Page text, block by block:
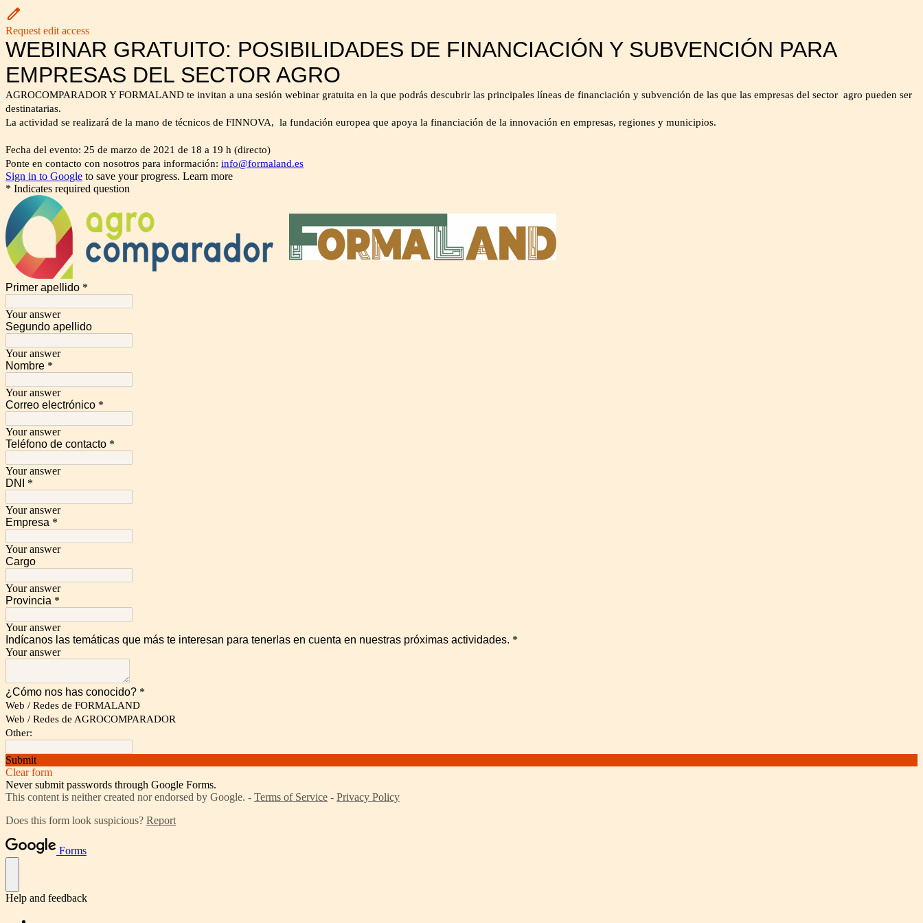
Request edit access
WEBINAR GRATUITO: POSIBILIDADES DE FINANCIACIÓN Y SUBVENCIÓN PARA
EMPRESAS DEL SECTOR AGRO
AGROCOMPARADOR Y FORMALAND te invitan a una sesión webinar gratuita en la que podrás descubrir las principales líneas de financiación y subvención de las que las empresas del sector agro pueden ser
destinatarias.
La actividad se realizará de la mano de técnicos de FINNOVA, la fundación europea que apoya la financiación de la innovación en empresas, regiones y municipios.
Fecha del evento: 25 de marzo de 2021 de 18 a 19 h (directo)
Ponte en contacto con nosotros para información: info@formaland.es
Sign in to Google to save your progress. Learn more
* Indicates required question
Primer apellido *
Your answer
Segundo apellido
Your answer
Nombre *
Your answer
Correo electrónico *
Your answer
Teléfono de contacto *
Your answer
DNI
*
Your answer
Empresa *
Your answer
Cargo
Your answer
Provincia *
Your answer
Indícanos las temáticas que más te interesan para tenerlas en cuenta en nuestras próximas actividades. *
Your answer
¿Cómo nos has conocido? *
Web / Redes de FORMALAND
Web / Redes de AGROCOMPARADOR
Other:
Submit
Clear form
Never submit passwords through Google Forms.
This content is neither created nor endorsed by Google. - Terms of Service - Privacy Policy
Does this form look suspicious? Report
Forms
Help and feedback